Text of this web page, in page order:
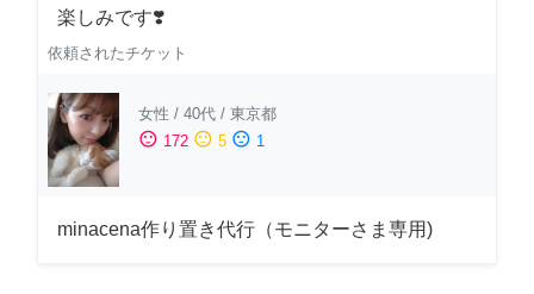
楽しみです❣️
依頼されたチケット
女性 / 40代 / 東京都
sentiment_satisfied 172 sentiment_neutral 5 sentiment_dissatisfied 1
minacena作り置き代行（モニターさま専用)